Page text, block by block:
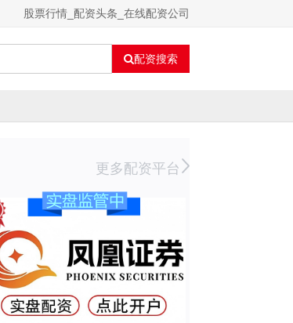
股票行情_配资头条_在线配资公司
配资搜索
更多配资平台